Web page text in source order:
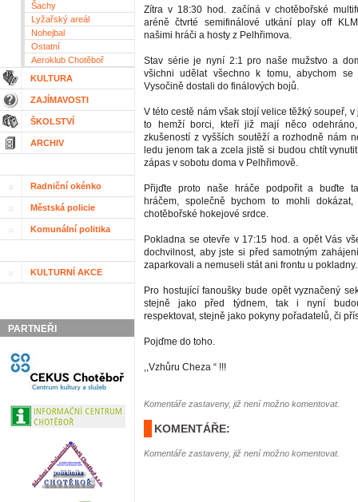
Šachy
Lyžařský areál
Nohejbal
Ostatní
Aeroklub Chotěboř
KULTURA
ZAJÍMAVOSTI
ŠKOLSTVÍ
ARCHIV
Radniční okénko
Městská policie
Komunální politika
KULTURNÍ AKCE
PARTNEŘI
Zítra v 18:30 hod. začíná v chotěbořské
aréně čtvrté semifinálové utkání play off
našimi hráči a hosty z Pelhřimova.
Stav série je nyní 2:1 pro naše mužstvo a
všichni udělat všechno k tomu, abychom
Vysočině dostali do finálových bojů.
V této cestě nám však stojí velice těžký soupeř,
to hemží borci, kteří již mají něco
zkušeností z vyšších soutěží a rozhodně nám
ledu jenom tak a zcela jistě si budou chtít
zápas v sobotu doma v Pelhřimově.
Přijďte proto naše hráče podpořit a buďte
hráčem, společně bychom to mohli dokázat,
chotěbořské hokejové srdce.
Pokladna se otevře v 17:15 hod. a opět Vás
dochvilnost, aby jste si před samotným
zaparkovali a nemuseli stát ani frontu u pokladny.
Pro hostující fanoušky bude opět vyznačený
stejně jako před týdnem, tak i nyní
respektovat, stejně jako pokyny pořadatelů, či
Pojďme do toho.
,,Vzhůru Cheza “ !!!
Komentáře zastaveny, již není možno komentovat.
KOMENTÁŘE:
Komentáře zastaveny, již není možno komentovat.